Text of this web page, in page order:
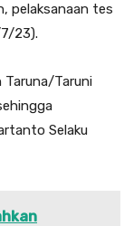
pelaksanaan tes
23).
Taruna/Taruni
Selaku